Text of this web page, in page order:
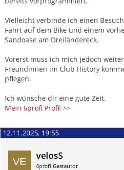
Vielleicht verbinde ich einen
Fahrt auf dem Bike und einem
Sandoase am Dreiländereck.
Vorerst muss ich mich jedoch
Freundinnen im Club History
pflegen.
Ich wünsche dir eine gute Zeit.
Mein 6profi Profil >>
12.11.2025, 19:55
velosS
6profi Gastautor